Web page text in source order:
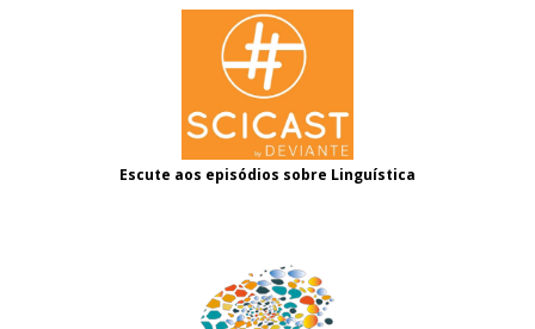
Escute aos episódios sobre Linguística